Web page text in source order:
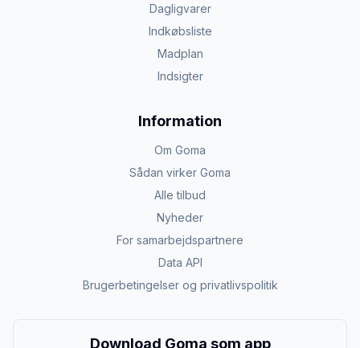
Dagligvarer
Indkøbsliste
Madplan
Indsigter
Information
Om Goma
Sådan virker Goma
Alle tilbud
Nyheder
For samarbejdspartnere
Data API
Brugerbetingelser og privatlivspolitik
Download Goma som app